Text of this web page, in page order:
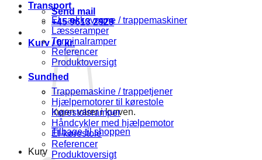
Send mail
+45 9613 2929
Kurv /0kr.
Ingen varer i kurven.
Tilbage til shoppen
Kurv
Transport
El sækkevogne / trappemaskiner
Læsseramper
Terminalramper
Referencer
Produktoversigt
Sundhed
Trappemaskine / trappetjener
Hjælpemotorer til kørestole
Kørestolsramper
Håndcykler med hjælpemotor
El-kørestole
Referencer
Produktoversigt